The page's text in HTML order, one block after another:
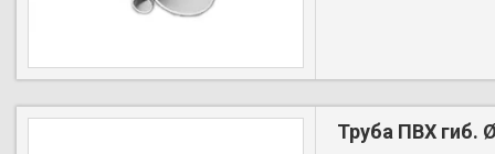
Труба ПВХ гиб.